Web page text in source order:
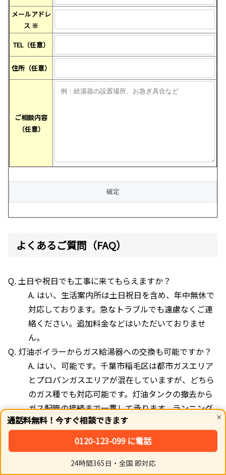
×
通話料無料！今すぐ相談できます
0120-123-099 に電話
24時間365日・全国 即対応
メールアドレ
ス ※
TEL（任意）
住所（任意）
ご相談内容
（任意）
よくあるご質問（FAQ）
Q. 土日や祝日でも工事に来てもらえますか？
A. はい、生活案内所は土日祝日を含め、年中無休で
対応しております。急なトラブルでも遠慮なくご連
絡ください。追加料金などはいただいておりませ
ん。
Q. 灯油ボイラーからガス給湯器への交換も可能ですか？
A. はい、可能です。千葉市稲毛区は都市ガスエリア
とプロパンガスエリアが混在していますが、どちら
のガス種でも対応可能です。灯油タンクの撤去から
ガス配管の接続まで一貫して承ります。ランニング
コストの比較シミュレーションも行いますので、お
気軽にご相談ください。
Q. 見積もり後に追加費用がかかることはありますか？
A. 原則として、現地調査後のお見積もり金額から追
シェア トップ